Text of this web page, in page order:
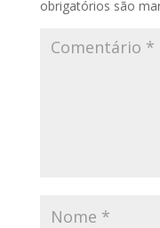
obrigatórios são